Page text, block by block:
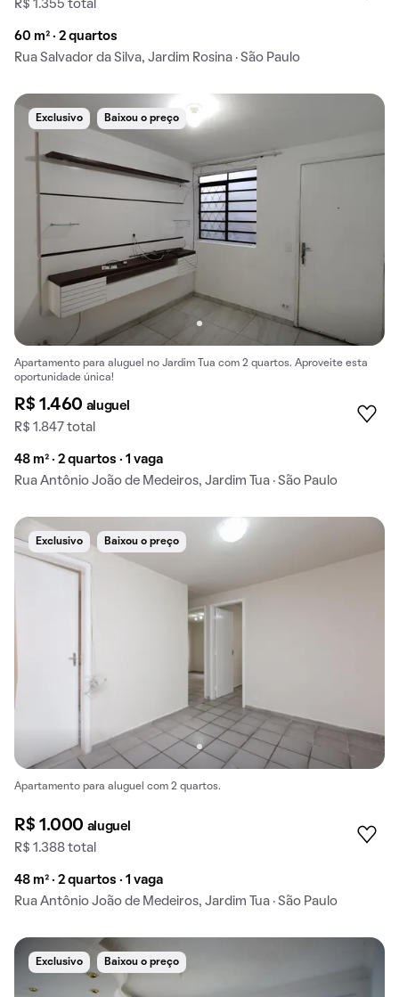
R$ 1.355 total
60 m² · 2 quartos
Rua Salvador da Silva, Jardim Rosina · São Paulo
Exclusivo Baixou o preço
Apartamento para aluguel no Jardim Tua com 2 quartos. Aproveite esta
oportunidade única!
R$ 1.460 aluguel
R$ 1.847 total
48 m² · 2 quartos · 1 vaga
Rua Antônio João de Medeiros, Jardim Tua · São Paulo
Exclusivo Baixou o preço
Apartamento para aluguel com 2 quartos.
R$ 1.000 aluguel
R$ 1.388 total
48 m² · 2 quartos · 1 vaga
Rua Antônio João de Medeiros, Jardim Tua · São Paulo
Exclusivo Baixou o preço